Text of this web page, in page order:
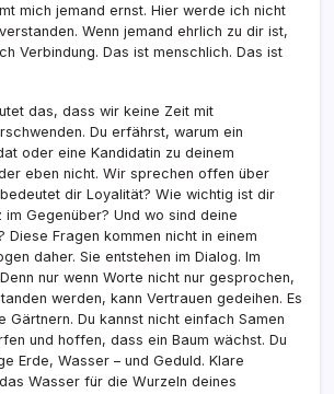
mich jemand ernst. Hier werde ich nicht
Wenn jemand ehrlich zu dir ist,
Verbindung. Das ist menschlich. Das ist
das, dass wir keine Zeit mit
Du erfährst, warum ein
oder eine Kandidatin zu deinem
eben nicht. Wir sprechen offen über
dir Loyalität? Wie wichtig ist dir
Gegenüber? Und wo sind deine
Diese Fragen kommen nicht in einem
daher. Sie entstehen im Dialog. Im
nur wenn Worte nicht nur gesprochen,
werden, kann Vertrauen gedeihen. Es
Gärtnern. Du kannst nicht einfach Samen
und hoffen, dass ein Baum wächst. Du
Erde, Wasser – und Geduld. Klare
Wasser für die Wurzeln deines